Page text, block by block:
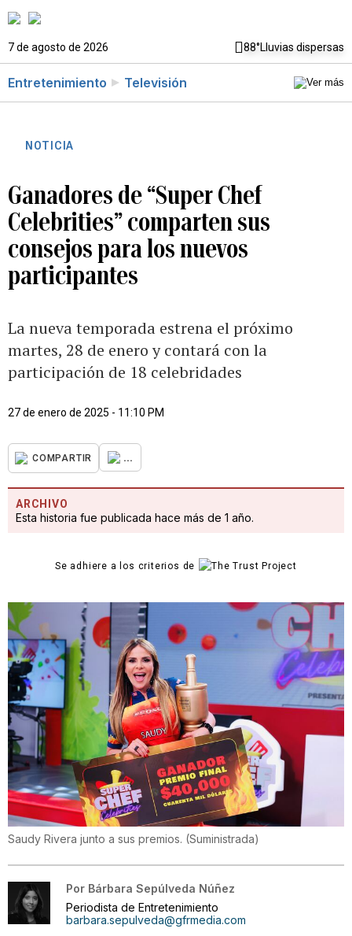
7 de agosto de 2026 88°Lluvias dispersas
Entretenimiento Televisión
NOTICIA
Ganadores de “Super Chef
Celebrities” comparten sus
consejos para los nuevos
participantes
La nueva temporada estrena el próximo
martes, 28 de enero y contará con la
participación de 18 celebridades
27 de enero de 2025 - 11:10 PM
COMPARTIR ...
ARCHIVO
Esta historia fue publicada hace más de 1 año.
Se adhiere a los criterios de
Saudy Rivera junto a sus premios. (Suministrada)
Por Bárbara Sepúlveda Núñez
Periodista de Entretenimiento
barbara.sepulveda@gfrmedia.com